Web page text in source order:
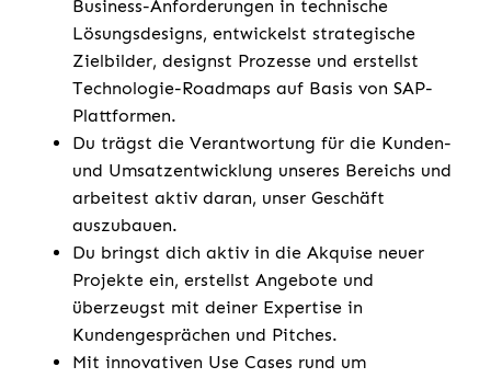
Business-Anforderungen in technische
Lösungsdesigns, entwickelst strategische
Zielbilder, designst Prozesse und erstellst
Technologie-Roadmaps auf Basis von SAP-
Plattformen.
Du trägst die Verantwortung für die Kunden-
und Umsatzentwicklung unseres Bereichs und
arbeitest aktiv daran, unser Geschäft
auszubauen.
Du bringst dich aktiv in die Akquise neuer
Projekte ein, erstellst Angebote und
überzeugst mit deiner Expertise in
Kundengesprächen und Pitches.
Mit innovativen Use Cases rund um